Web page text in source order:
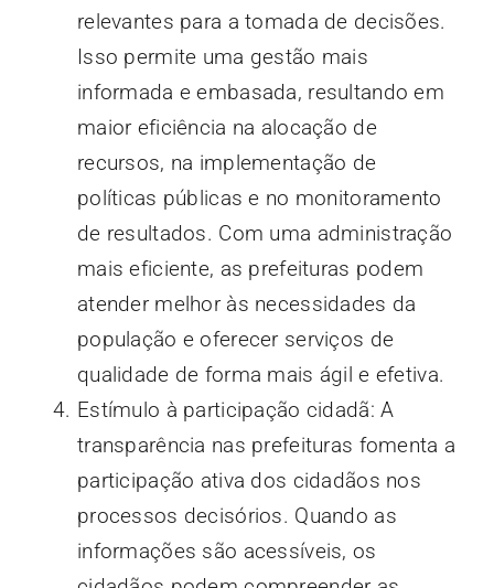
relevantes para a tomada de decisões.
Isso permite uma gestão mais
informada e embasada, resultando em
maior eficiência na alocação de
recursos, na implementação de
políticas públicas e no monitoramento
de resultados. Com uma administração
mais eficiente, as prefeituras podem
atender melhor às necessidades da
população e oferecer serviços de
qualidade de forma mais ágil e efetiva.
Estímulo à participação cidadã: A
transparência nas prefeituras fomenta a
participação ativa dos cidadãos nos
processos decisórios. Quando as
informações são acessíveis, os